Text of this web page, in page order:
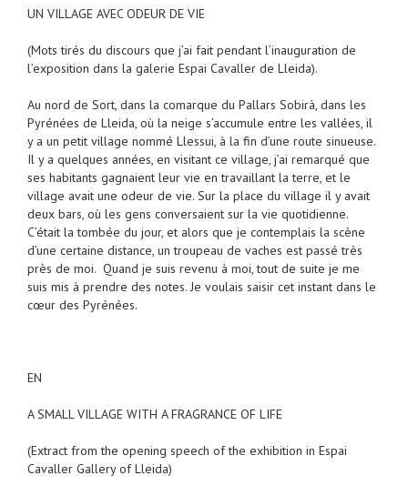
UN VILLAGE AVEC ODEUR DE VIE
(Mots tirés du discours que j’ai fait pendant l’inauguration de
l’exposition dans la galerie Espai Cavaller de Lleida).
Au nord de Sort, dans la comarque du Pallars Sobirà, dans les
Pyrénées de Lleida, où la neige s’accumule entre les vallées, il
y a un petit village nommé Llessui, à la fin d’une route sinueuse.
Il y a quelques années, en visitant ce village, j’ai remarqué que
ses habitants gagnaient leur vie en travaillant la terre, et le
village avait une odeur de vie. Sur la place du village il y avait
deux bars, où les gens conversaient sur la vie quotidienne.
C’était la tombée du jour, et alors que je contemplais la scène
d’une certaine distance, un troupeau de vaches est passé très
près de moi. Quand je suis revenu à moi, tout de suite je me
suis mis à prendre des notes. Je voulais saisir cet instant dans le
cœur des Pyrénées.
EN
A SMALL VILLAGE WITH A FRAGRANCE OF LIFE
(Extract from the opening speech of the exhibition in Espai
Cavaller Gallery of Lleida)